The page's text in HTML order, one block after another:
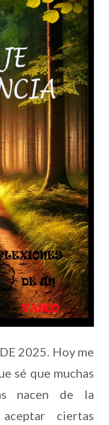
2025. Hoy me
sé que muchas
nacen de la
ciertas